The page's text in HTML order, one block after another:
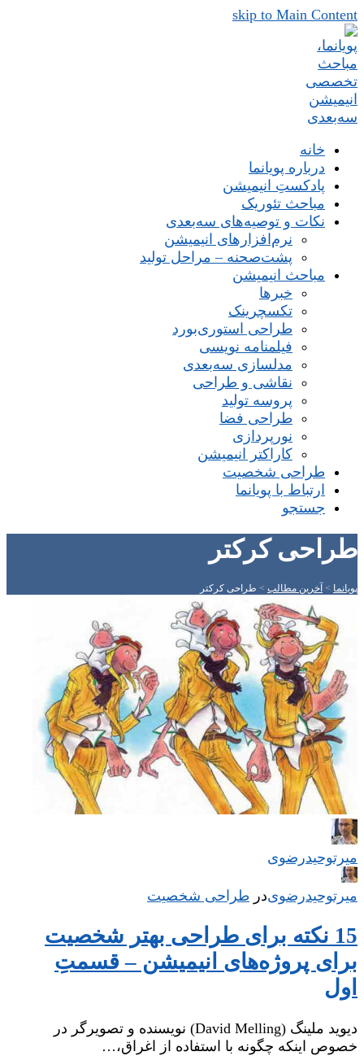
skip to Main Content
خانه
درباره پویانما
پادکستِ انیمیشن
مباحث تئوریک
نکات و توصیه‌های‌ سه‌بعدی
نرم‌افزارهای انیمیشن
پشت‌صحنه – مراحل تولید
مباحث انیمیشن
خبرها
تکسچرینک
طراحی استوری‌بورد
فیلمنامه نویسی
مدلسازی سه‌بعدی
نقاشی و طراحی
پروسه تولید
طراحی فضا
نورپردازی
کاراکتر انیمیشن
طراحی شخصیت
ارتباط با پویانما
جستجو
طراحی کرکتر
پویانما > آخرین مطالب > طراحی کرکتر
میر‌توحیدرضوی
میر‌توحیدرضویدر طراحی شخصیت
15 نکته برای طراحی بهتر شخصیت
برای پروژه‌های انیمیشن – قسمتِ
اول
دیوید ملینگ (David Melling) نویسنده و تصویرگر در
خصوص اینکه چگونه با استفاده از اغراق،…